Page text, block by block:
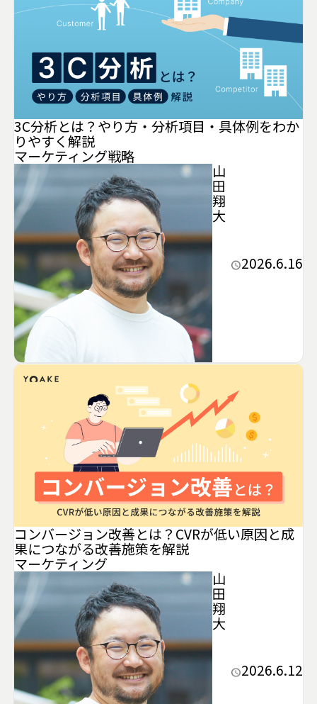
3C分析とは？やり方・分析項目・具体例をわか
りやすく解説
マーケティング戦略
山
田
翔
大
2026.6.16
コンバージョン改善とは？CVRが低い原因と成
果につながる改善施策を解説
マーケティング
山
田
翔
大
2026.6.12